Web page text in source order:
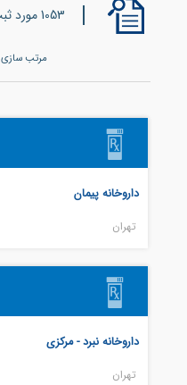
1053 مورد ثبت شده
مرتب سازی
داروخانه پیمان
تهران
داروخانه نبرد - مرکزی
تهران